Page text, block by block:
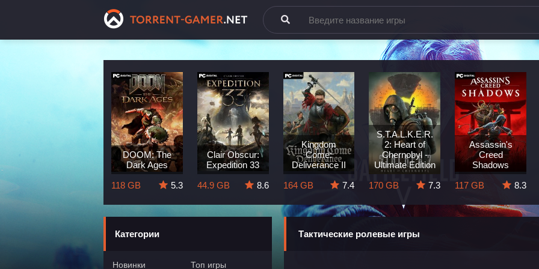
DOOM: The
Dark Ages
118 GB
5.3
Clair Obscur:
Expedition 33
44.9 GB
8.6
Kingdom
Come:
Deliverance II
164 GB
7.4
S.T.A.L.K.E.R.
2: Heart of
Chernobyl -
Ultimate Edition
170 GB
7.3
Assassin's
Creed
Shadows
117 GB
8.3
Категории
Новинки
Топ игры
Тактические ролевые игры